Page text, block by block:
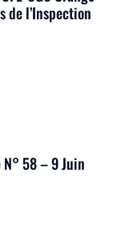
de l’Inspection
N° 58 – 9 Juin